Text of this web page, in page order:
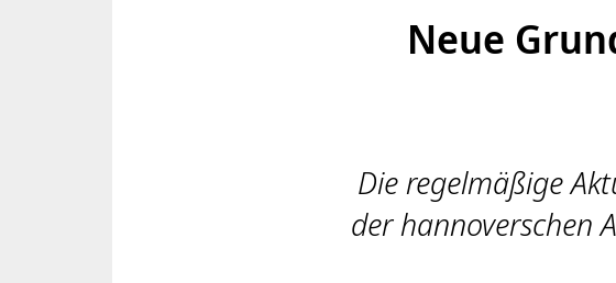
Neue
Die regelmäßige
der hannoverschen